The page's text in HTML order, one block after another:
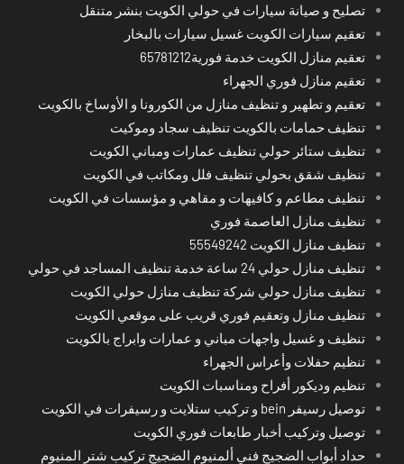
تصليح و صيانة سيارات في حولي الكويت بنشر متنقل
تعقيم سيارات الكويت غسيل سيارات بالبخار
تعقيم منازل الكويت خدمة فورية65781212
تعقيم منازل فوري الجهراء
تعقيم و تطهير و تنظيف منازل من الكورونا و الأوساخ بالكويت
تنظيف حمامات بالكويت تنظيف سجاد وموكيت
تنظيف ستائر حولي تنظيف عمارات ومباني الكويت
تنظيف شقق بحولي تنظيف فلل ومكاتب في الكويت
تنظيف مطاعم و كافيهات و مقاهي و مؤسسات في الكويت
تنظيف منازل العاصمة فوري
تنظيف منازل الكويت 55549242
تنظيف منازل حولي 24 ساعة خدمة تنظيف المساجد في حولي
تنظيف منازل حولي شركة تنظيف منازل حولي الكويت
تنظيف منازل وتعقيم فوري قريب على موقعي الكويت
تنظيف و غسيل واجهات مباني و عمارات وابراج بالكويت
تنظيم حفلات وأعراس الجهراء
تنظيم وديكور أفراح ومناسبات الكويت
توصيل رسيفر bein و تركيب ستلايت و رسيفرات في الكويت
توصيل وتركيب أخبار طابعات فوري الكويت
حداد أبواب الضجيج فني ألمنيوم الضجيج تركيب شتر المنيوم